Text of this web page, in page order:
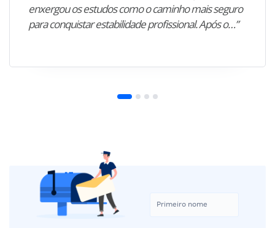
enxergou os estudos como o caminho mais seguro
para conquistar estabilidade profissional. Após o…”